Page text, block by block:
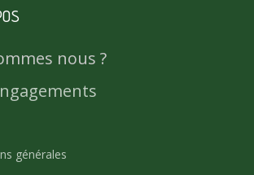
nous ?
générales